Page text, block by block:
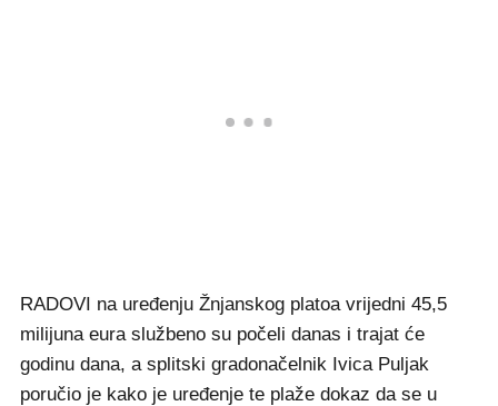
RADOVI na uređenju Žnjanskog platoa vrijedni 45,5
milijuna eura službeno su počeli danas i trajat će
godinu dana, a splitski gradonačelnik Ivica Puljak
poručio je kako je uređenje te plaže dokaz da se u